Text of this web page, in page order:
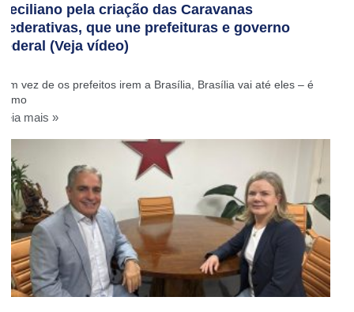
Ceciliano pela criação das Caravanas
Federativas, que une prefeituras e governo
federal (Veja vídeo)
‘Em vez de os prefeitos irem a Brasília, Brasília vai até eles – é
como
Leia mais »